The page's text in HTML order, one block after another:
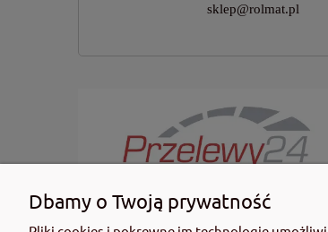
sklep@rolmat.pl
KUPUJĄC ŚRODKI OCHRONY ROŚLIN
Dbamy o Twoją prywatność